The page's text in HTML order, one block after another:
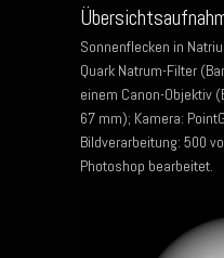
Sonnenflecken in
Quark Natrum-Filter
einem Canon-Objektiv
67 mm); Kamera:
Bildverarbeitung: 500
Photoshop bearbeitet.